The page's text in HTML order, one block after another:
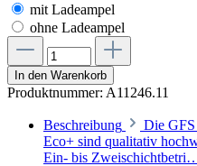
mit Ladeampel
ohne Ladeampel
In den Warenkorb
Produktnummer: A11246.11
Beschreibung
Die GFS
Eco+ sind qualitativ
Ein- bis